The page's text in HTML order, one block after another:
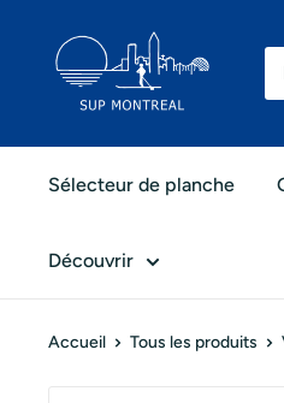
contenu
SUP
Montréal
Sélecteur de planche
Découvrir
Accueil Tous les produits